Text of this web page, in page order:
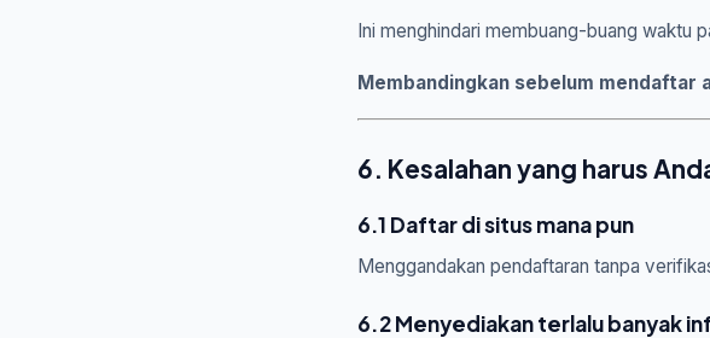
Ini menghindari membuang-buang waktu
Membandingkan sebelum mendaftar
6. Kesalahan yang harus
6.1 Daftar di situs mana pun
Menggandakan pendaftaran tanpa
6.2 Menyediakan terlalu banyak